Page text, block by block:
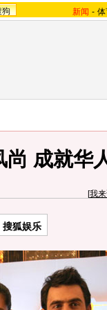
狗 新闻 -
成就华
[我
搜狐娱乐